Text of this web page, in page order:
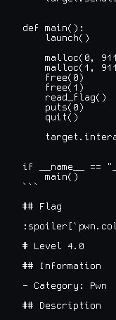
def main():
    launch()
malloc(0,
malloc(1,
    free(0)
    free(1)
    read_flag()
    puts(0)
    quit()
if __name__ ==
    main()
```
## Flag
# Level 4.0
## Information
- Category: Pwn
## Description